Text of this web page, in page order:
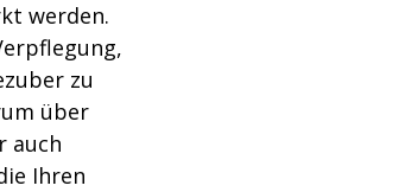
werden.
zu
über
auch
Ihren